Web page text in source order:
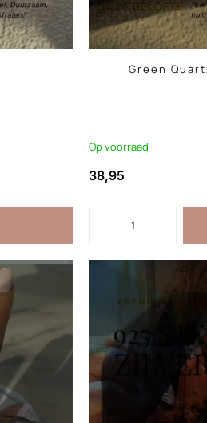
Green
Op voorraad
38,95